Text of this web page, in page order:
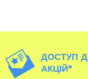
ДОСТУП
АКЦІЙ*